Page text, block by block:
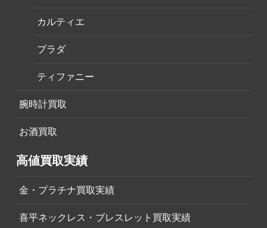
カルティエ
プラダ
ティファニー
腕時計買取
お酒買取
高値買取実績
金・プラチナ買取実績
喜平ネックレス・ブレスレット買取実績